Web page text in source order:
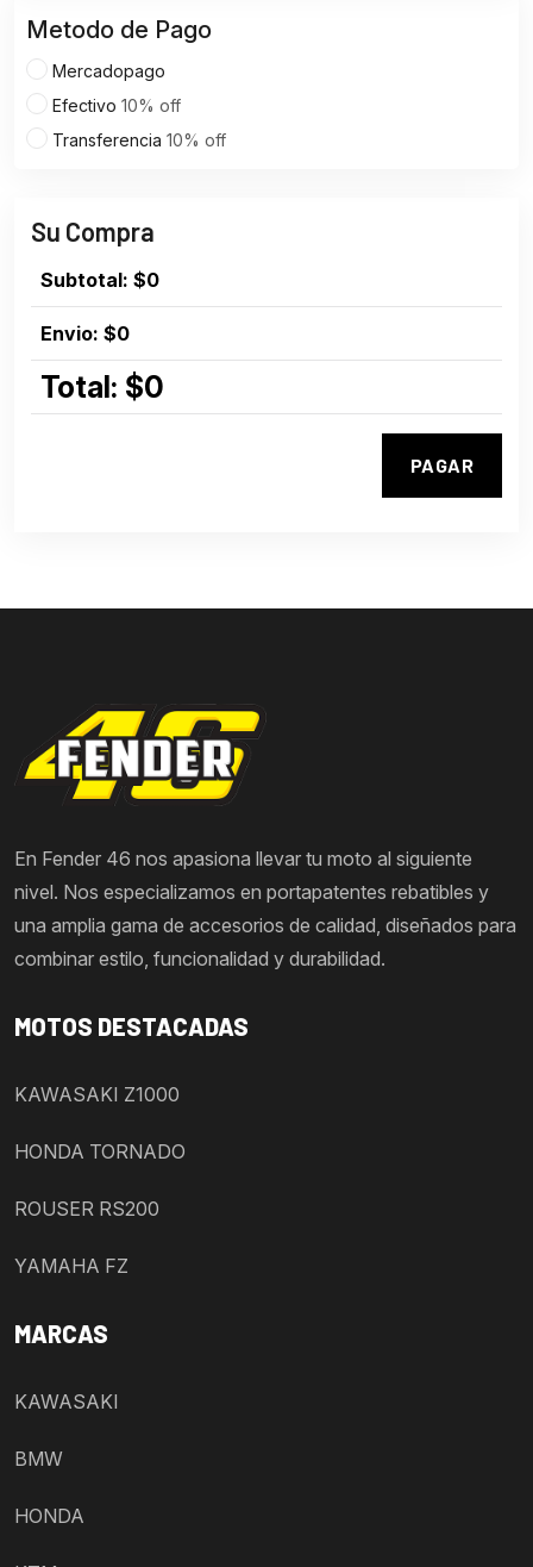
Metodo de Pago
Mercadopago
Efectivo 10% off
Transferencia 10% off
Su Compra
Subtotal: $0
Envio: $0
Total: $0
PAGAR
En Fender 46 nos apasiona llevar tu moto al siguiente
nivel. Nos especializamos en portapatentes rebatibles y
una amplia gama de accesorios de calidad, diseñados para
combinar estilo, funcionalidad y durabilidad.
MOTOS DESTACADAS
KAWASAKI Z1000
HONDA TORNADO
ROUSER RS200
YAMAHA FZ
MARCAS
KAWASAKI
BMW
HONDA